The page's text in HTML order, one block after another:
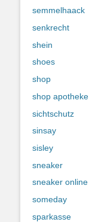
semmelhaack
senkrecht
shein
shoes
shop
shop apotheke
sichtschutz
sinsay
sisley
sneaker
sneaker online
someday
sparkasse